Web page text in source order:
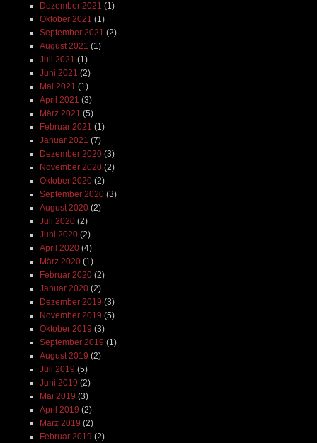
Dezember 2021 (1)
Oktober 2021 (1)
September 2021 (2)
August 2021 (1)
Juli 2021 (1)
Juni 2021 (2)
Mai 2021 (1)
April 2021 (3)
März 2021 (5)
Februar 2021 (1)
Januar 2021 (7)
Dezember 2020(3)
November 2020(2)
Oktober 2020(2)
September 2020(3)
August 2020(2)
Juli 2020(2)
Juni 2020(2)
April 2020(4)
März 2020(1)
Februar 2020(2)
Januar 2020(2)
Dezember 2019 (3)
November 2019 (5)
Oktober 2019 (3)
September 2019 (1)
August 2019 (2)
Juli 2019 (5)
Juni 2019 (2)
Mai 2019 (3)
April 2019 (2)
März 2019 (2)
Februar 2019 (2)